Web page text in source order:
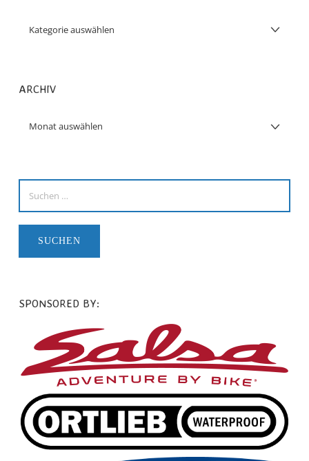
ARCHIV
SPONSORED BY: